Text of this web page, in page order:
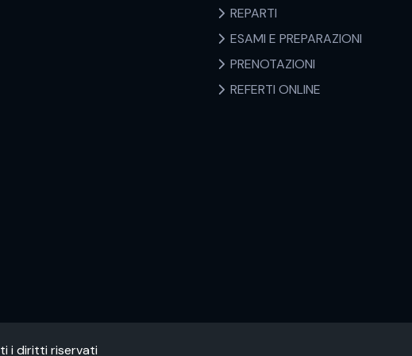
REPARTI
ESAMI E PREPARAZIONI
PRENOTAZIONI
REFERTI ONLINE
i diritti riservati